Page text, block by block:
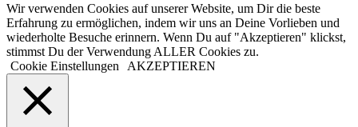
Wir verwenden Cookies auf unserer Website, um Dir die beste
Erfahrung zu ermöglichen, indem wir uns an Deine Vorlieben und
wiederholte Besuche erinnern. Wenn Du auf "Akzeptieren" klickst,
stimmst Du der Verwendung ALLER Cookies zu.
Cookie Einstellungen
AKZEPTIEREN